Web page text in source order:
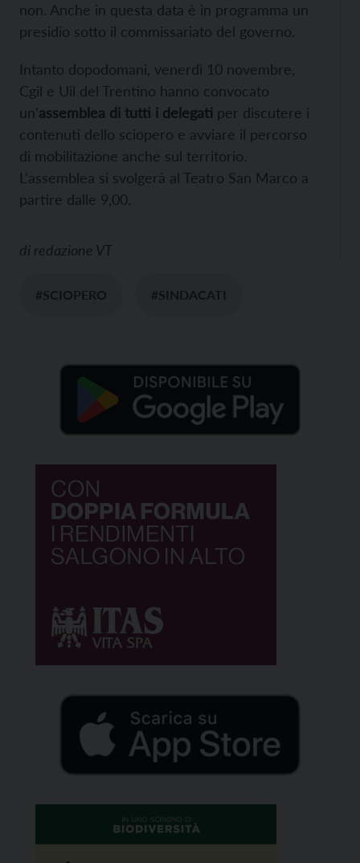
non. Anche in questa data è in programma un
presidio sotto il commissariato del governo.
Intanto dopodomani, venerdì 10 novembre,
Cgil e Uil del Trentino hanno convocato
un’assemblea di tutti i delegati per discutere i
contenuti dello sciopero e avviare il percorso
di mobilitazione anche sul territorio.
L’assemblea si svolgerà al Teatro San Marco a
partire dalle 9,00.
di redazione VT
#SCIOPERO #SINDACATI